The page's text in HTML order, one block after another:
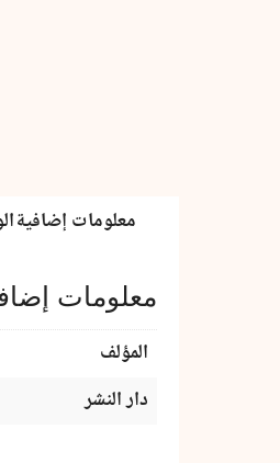
معلومات إضافية
معلومات
المؤلف
دار النشر